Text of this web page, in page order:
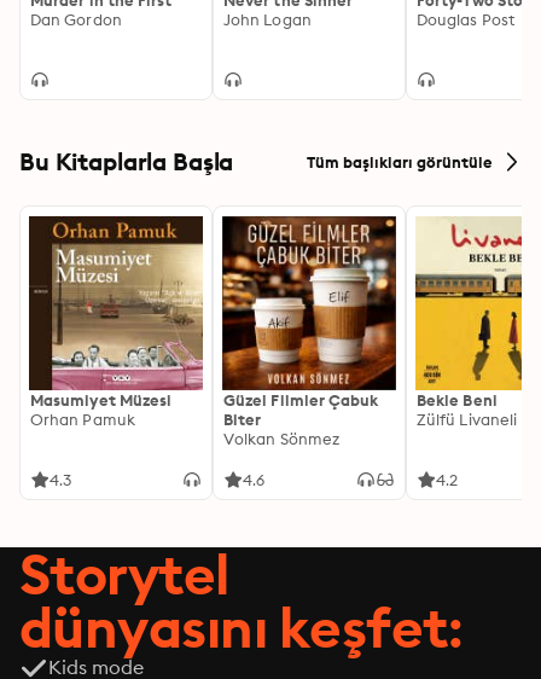
Dan Gordon
John Logan
Douglas Post
Bu Kitaplarla Başla Tüm başlıkları görüntüle
Masumiyet Müzesi
Orhan Pamuk
4.3
Güzel Filmler Çabuk
Biter
Volkan Sönmez
4.6
Bekle Beni
Zülfü Livaneli
4.2
Storytel
dünyasını keşfet:
Kids mode